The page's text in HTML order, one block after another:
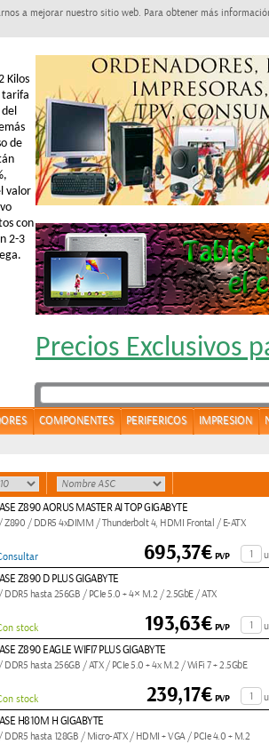
a mejorar nuestro sitio web. Para obtener más
Kilos
tarifa
de
valor
con
2-3
Precios Exclusivos
COMPONENTES PERIFERICOS IMPRESION
Z890 AORUS MASTER AI TOP GIGABYTE
/ Z890 / DDR5 4xDIMM / Thunderbolt 4, HDMI Frontal / E-ATX
695,37€PVP
Z890 D PLUS GIGABYTE
/ DDR5 hasta 256GB / PCIe 5.0 + 4× M.2 / 2.5GbE / ATX
stock 193,63€PVP
Z890 EAGLE WIFI7 PLUS GIGABYTE
DDR5 hasta 256GB / ATX / PCIe 5.0 + 4x M.2 / WiFi 7 + 2.5GbE
stock 239,17€PVP
H810M H GIGABYTE
/ DDR5 hasta 128GB / Micro-ATX / HDMI + VGA / PCIe 4.0 + M.2